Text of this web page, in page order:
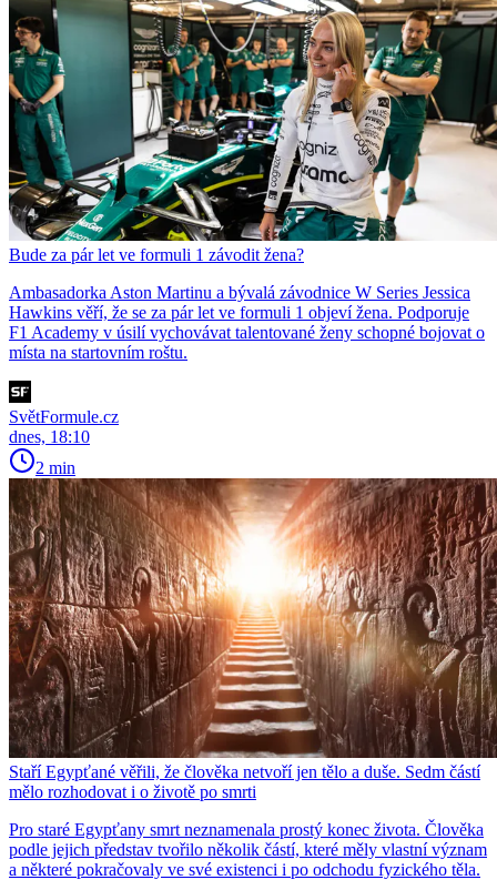
Bude za pár let ve formuli 1 závodit žena?
Ambasadorka Aston Martinu a bývalá závodnice W Series Jessica
Hawkins věří, že se za pár let ve formuli 1 objeví žena. Podporuje
F1 Academy v úsilí vychovávat talentované ženy schopné bojovat o
místa na startovním roštu.
SvětFormule.cz
dnes, 18:10
2 min
Staří Egypťané věřili, že člověka netvoří jen tělo a duše. Sedm částí
mělo rozhodovat i o životě po smrti
Pro staré Egypťany smrt neznamenala prostý konec života. Člověka
podle jejich představ tvořilo několik částí, které měly vlastní význam
a některé pokračovaly ve své existenci i po odchodu fyzického těla.